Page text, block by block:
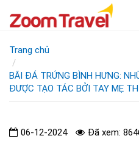
Trang chủ
BÃI ĐÁ TRỨNG BÌNH HƯNG:
ĐƯỢC TẠO TÁC BỞI TAY MẸ
06-12-2024 Đã xem: